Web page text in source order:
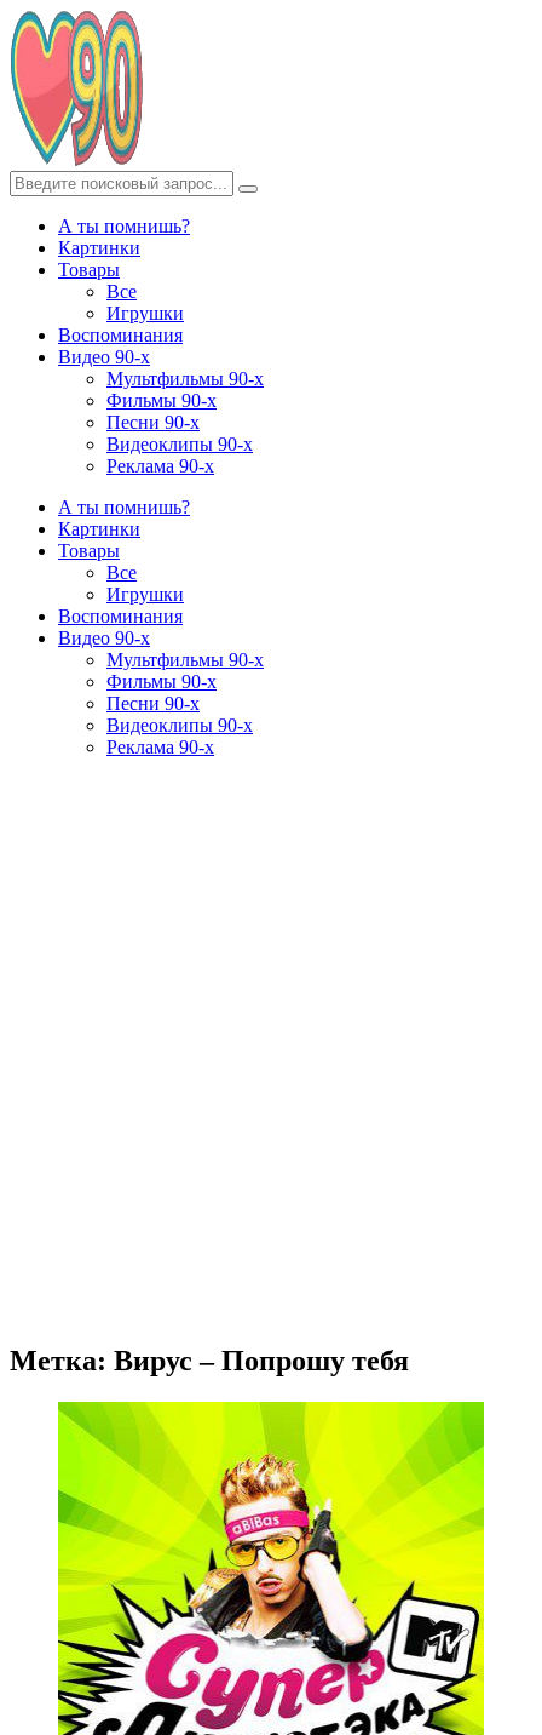
А ты помнишь?
Картинки
Товары
Все
Игрушки
Воспоминания
Видео 90-х
Мультфильмы 90-х
Фильмы 90-х
Песни 90-х
Видеоклипы 90-х
Реклама 90-х
А ты помнишь?
Картинки
Товары
Все
Игрушки
Воспоминания
Видео 90-х
Мультфильмы 90-х
Фильмы 90-х
Песни 90-х
Видеоклипы 90-х
Реклама 90-х
Метка: Вирус – Попрошу тебя